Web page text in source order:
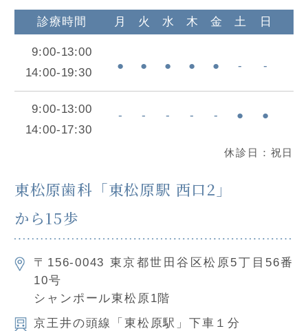
診療時間 月 火 水 木 金 土 日
9:00-13:00
14:00-19:30
● ● ● ● ● - -
9:00-13:00
14:00-17:30
- - - - - ● ●
休診日：祝日
東松原⻭科「東松原駅 西口2」
から15歩
〒156-0043 東京都世田谷区松原5丁目56番
10号
シャンポール東松原1階
京王井の頭線「東松原駅」下車１分